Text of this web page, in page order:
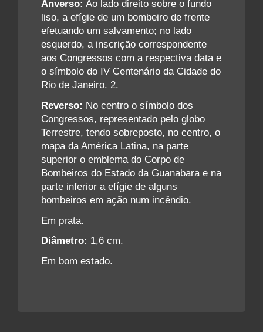
Anverso: Ao lado direito sobre o fundo
liso, a efígie de um bombeiro de frente
efetuando um salvamento; no lado
esquerdo, a inscrição correspondente
aos Congressos com a respectiva data e
o símbolo do IV Centenário da Cidade do
Rio de Janeiro. 2.
Reverso: No centro o símbolo dos
Congressos, representado pelo globo
Terrestre, tendo sobreposto, no centro, o
mapa da América Latina, na parte
superior o emblema do Corpo de
Bombeiros do Estado da Guanabara e na
parte inferior a efígie de alguns
bombeiros em ação num incêndio.
Em prata.
Diâmetro: 1,6 cm.
Em bom estado.